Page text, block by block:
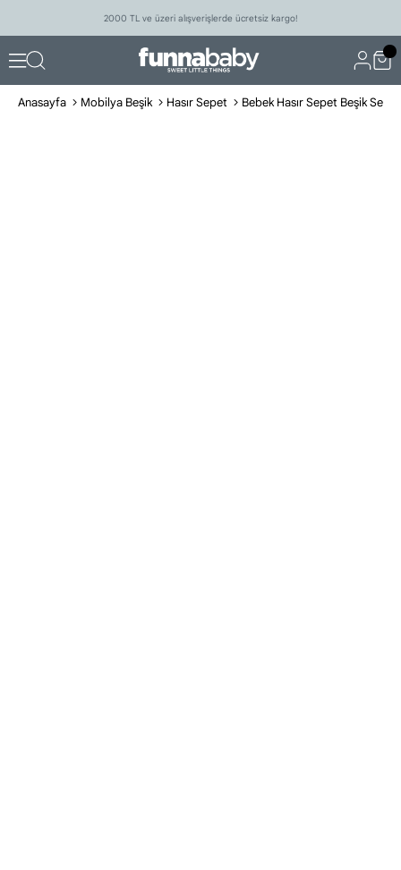
2000 TL ve üzeri alışverişlerde ücretsiz kargo!
Anasayfa Mobilya Beşik Hasır Sepet